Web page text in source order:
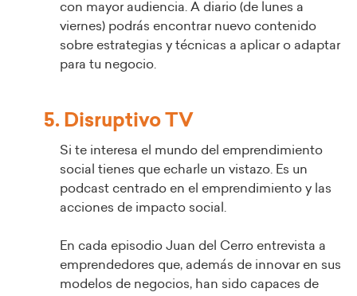
con mayor audiencia. A diario (de lunes a
viernes) podrás encontrar nuevo contenido
sobre estrategias y técnicas a aplicar o adaptar
para tu negocio.
5. Disruptivo TV
Si te interesa el mundo del emprendimiento
social tienes que echarle un vistazo. Es un
podcast centrado en el emprendimiento y las
acciones de impacto social.
En cada episodio Juan del Cerro entrevista a
emprendedores que, además de innovar en sus
modelos de negocios, han sido capaces de